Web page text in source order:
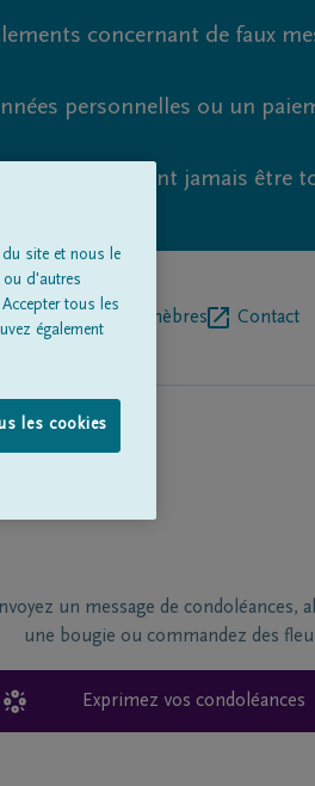
concernant de faux
personnelles ou un
ne peuvent jamais être
de pompes funèbres Contact
un message de condoléances,
une bougie ou commandez des
Exprimez vos condoléances
site et nous le
d'autres
tous les
également
les cookies